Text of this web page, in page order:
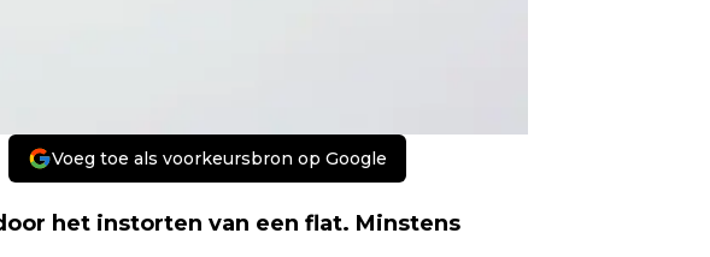
Voeg toe als voorkeursbron op Google
het instorten van een flat. Minstens